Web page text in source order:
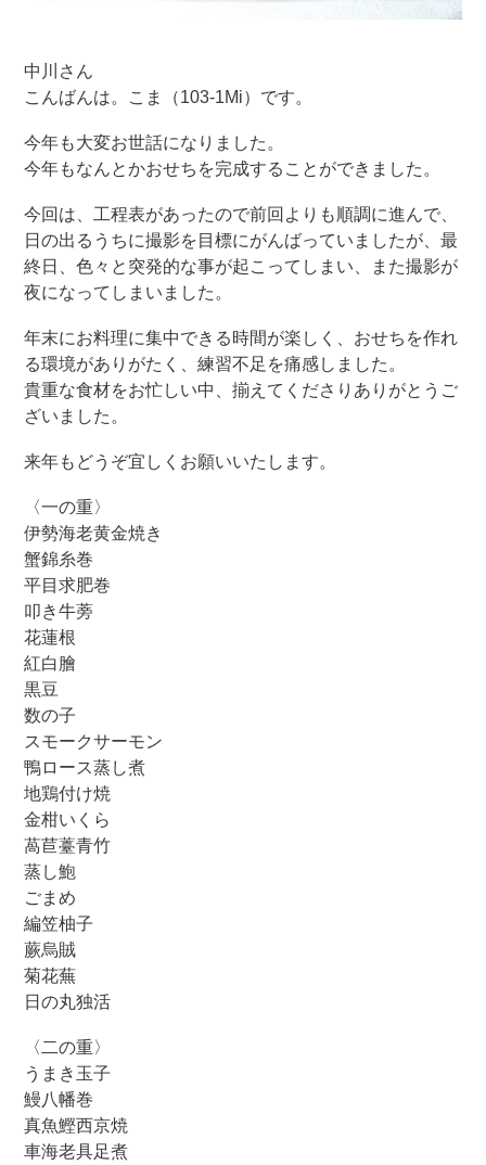
中川さん
こんばんは。こま（103-1Mi）です。
今年も大変お世話になりました。
今年もなんとかおせちを完成することができました。
今回は、工程表があったので前回よりも順調に進んで、
日の出るうちに撮影を目標にがんばっていましたが、最
終日、色々と突発的な事が起こってしまい、また撮影が
夜になってしまいました。
年末にお料理に集中できる時間が楽しく、おせちを作れ
る環境がありがたく、練習不足を痛感しました。
貴重な食材をお忙しい中、揃えてくださりありがとうご
ざいました。
来年もどうぞ宜しくお願いいたします。
〈一の重〉
伊勢海老黄金焼き
蟹錦糸巻
平目求肥巻
叩き牛蒡
花蓮根
紅白膾
黒豆
数の子
スモークサーモン
鴨ロース蒸し煮
地鶏付け焼
金柑いくら
萵苣薹青竹
蒸し鮑
ごまめ
編笠柚子
蕨烏賊
菊花蕪
日の丸独活
〈二の重〉
うまき玉子
鰻八幡巻
真魚鰹西京焼
車海老具足煮